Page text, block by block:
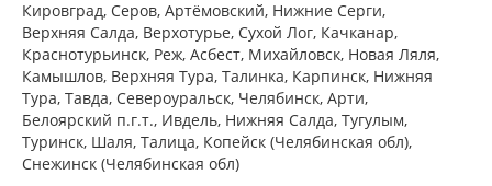
обл,.рп. Оболенск) Россия
есть в 1 аптеках
от 1 183,00 до 1 183,00
Венарус (табл. п. плен. о. 50 мг+450
мг № 60) Алиум АО (Московская
обл,.рп. Оболенск) Россия
есть в 1 аптеках
Кировград, Серов, Артёмовский, Нижние Cерги,
Верхняя Салда, Верхотурье, Сухой Лог, Качканар,
Краснотурьинск, Реж, Асбест, Михайловск, Новая Ляля,
Камышлов, Верхняя Тура, Талинка, Карпинск, Нижняя
Тура, Тавда, Североуральск, Челябинск, Арти,
Белоярский п.г.т., Ивдель, Нижняя Салда, Тугулым,
Туринск, Шаля, Талица, Копейск (Челябинская обл),
Снежинск (Челябинская обл)